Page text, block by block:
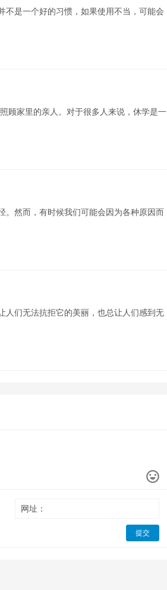
不是一个好的习惯，如果使用不当，可能会
顾家里的亲人。对于很多人来说，休学是一
。然而，有时候我们可能会因为各种原因而
人们无法抗拒它的美丽，也总让人们感到无
网址：
提交